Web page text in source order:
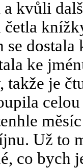
kvůli
se
ke
je
Už to
co bych